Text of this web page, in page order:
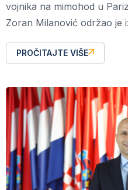
vojnika na mimohod u
Zoran Milanović održao je
PROČITAJTE VIŠE